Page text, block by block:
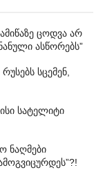
ცოდვა არ
ასწორებს”
სცემენ,
სატელიტი
ნაღმები